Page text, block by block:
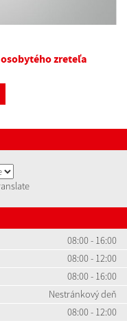
zreteľa
08:00 - 16:00
08:00 - 12:00
08:00 - 16:00
Nestránkový deň
08:00 - 12:00